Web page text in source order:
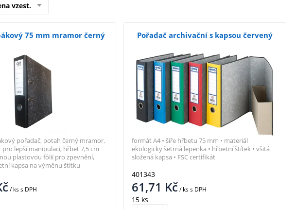
vzest.
75 mm mramor černý
/ kss DPH
pořadač, potah černý mramor,
lepší manipulaci, hřbet 7,5 cm
plastovou fólií pro zpevnění,
kapsa na výměnu štítku
Pořadač archivační s kapsou červený
401343
61,71 Kč/ kss DPH
15 ks
formát A4 • šíře hřbetu 75 mm • materiál
ekologicky šetrná lepenka • hřbetní štítek • všitá
složená kapsa • FSC certifikát